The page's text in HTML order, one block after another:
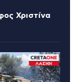
Χριστίνα